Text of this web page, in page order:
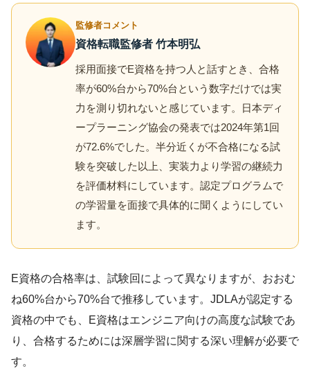
監修者コメント
資格転職監修者 竹本明弘
採用面接でE資格を持つ人と話すとき、合格
率が60%台から70%台という数字だけでは実
力を測り切れないと感じています。日本ディ
ープラーニング協会の発表では2024年第1回
が72.6%でした。半分近くが不合格になる試
験を突破した以上、実装力より学習の継続力
を評価材料にしています。認定プログラムで
の学習量を面接で具体的に聞くようにしてい
ます。
E資格の合格率は、試験回によって異なりますが、おおむ
ね60%台から70%台で推移しています。JDLAが認定する
資格の中でも、E資格はエンジニア向けの高度な試験であ
り、合格するためには深層学習に関する深い理解が必要で
す。